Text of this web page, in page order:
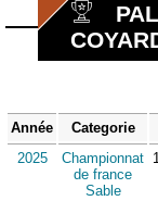
Année Categorie
2025
Championnat
de france
Sable